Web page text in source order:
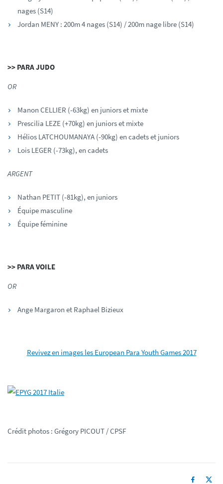
nages (S14)
Jordan MENY : 200m 4 nages (S14) / 200m nage libre (S14)
>> PARA JUDO
OR
Manon CELLIER (-63kg) en juniors et mixte
Prescilia LEZE (+70kg) en juniors et mixte
Hélios LATCHOUMANAYA (-90kg) en cadets et juniors
Lois LEGER (-73kg), en cadets
ARGENT
Nathan PETIT (-81kg), en juniors
Équipe masculine
Équipe féminine
>> PARA VOILE
OR
Ange Margaron et Raphael Bizieux
Revivez en images les European Para Youth Games 2017
Crédit photos : Grégory PICOUT / CPSF